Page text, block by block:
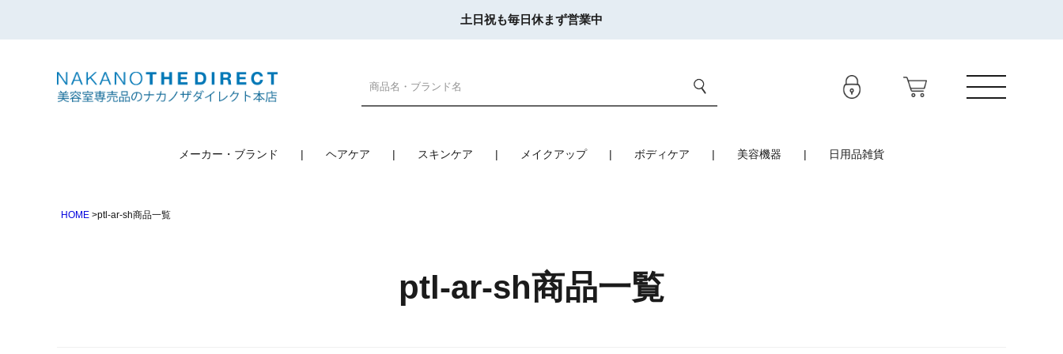
土日祝も毎日休まず営業中
メーカー・ブランド ヘアケア スキンケア メイクアップ ボディケア 美容機器 日用品雑貨
HOME ptl-ar-sh商品一覧
ptl-ar-sh商品一覧